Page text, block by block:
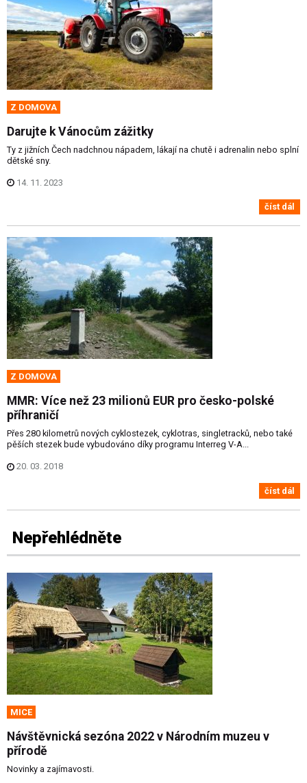
Z DOMOVA
Darujte k Vánocům zážitky
Ty z jižních Čech nadchnou nápadem, lákají na chutě i adrenalin nebo splní
dětské sny.
14. 11. 2023
číst dál
Z DOMOVA
MMR: Více než 23 milionů EUR pro česko-polské
příhraničí
Přes 280 kilometrů nových cyklostezek, cyklotras, singletracků, nebo také
pěších stezek bude vybudováno díky programu Interreg V-A...
20. 03. 2018
číst dál
Nepřehlédněte
MICE
Návštěvnická sezóna 2022 v Národním muzeu v
přírodě
Novinky a zajímavosti.